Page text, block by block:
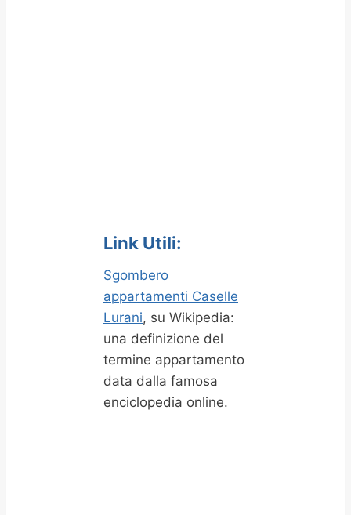
Link Utili:
Sgombero
appartamenti Caselle
Lurani, su Wikipedia:
una definizione del
termine appartamento
data dalla famosa
enciclopedia online.